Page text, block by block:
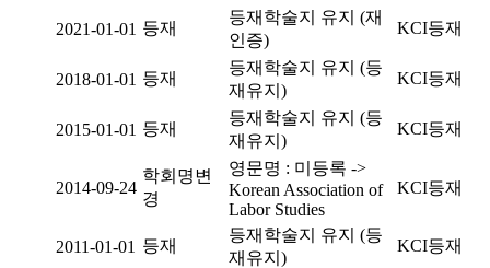
2021-01-01 등재
등재학술지 유지 (재
인증)
KCI등재
2018-01-01 등재
등재학술지 유지 (등
재유지)
KCI등재
2015-01-01 등재
등재학술지 유지 (등
재유지)
KCI등재
2014-09-24
학회명변
경
영문명 : 미등록 ->
Korean Association of
Labor Studies
KCI등재
2011-01-01 등재
등재학술지 유지 (등
재유지)
KCI등재